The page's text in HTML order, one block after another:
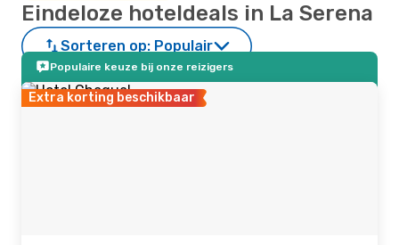
Eindeloze hoteldeals in La Serena
Sorteren op: Populair
Populaire keuze bij onze reizigers
Extra korting beschikbaar